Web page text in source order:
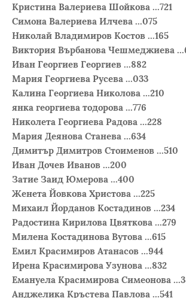
Кристина Валериева Шойкова ...721
Симона Валериева Илчева ...075
Николай Владимиров Костов ...165
Виктория Върбанова Чешмеджиева
Иван Георгиев Георгиев ...882
Мария Георгиева Русева ...033
Калина Георгиева Николова ...210
янка георгиева тодорова ...776
Николета Георгиева Радова ...228
Мария Деянова Станева ...634
Димитър Димитров Стоименов ...510
Иван Дочев Иванов ...200
Затие Заид Юмерова ...400
Женета Йовкова Христова ...225
Михаил Йорданов Костадинов ...234
Радостина Кирилова Цвяткова ...279
Милена Костадинова Вутова ...615
Емил Красимиров Атанасов ...944
Ирена Красимирова Узунова ...832
Емануела Красимирова Симеонова
Анджелика Кръстева Павлова ...541